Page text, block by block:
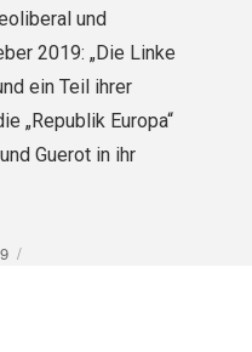
und
2019: „Die Linke
ein Teil ihrer
„Republik Europa“
Guerot in ihr